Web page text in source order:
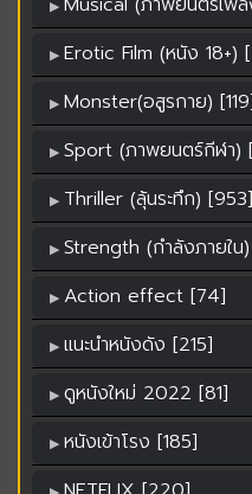
Erotic Film (หนัง 18+)
Monster(อสูรกาย)
Sport (ภาพยนตร์กีฬา)
Thriller (ลุ้นระทึก) [953]
Strength (กำลังภายใน)
Action effect [74]
แนะนำหนังดัง [215]
ดูหนังใหม่ 2022 [81]
หนังเข้าโรง [185]